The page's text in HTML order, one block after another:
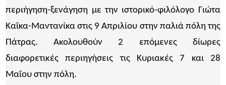
περιήγηση-ξενάγηση με την ιστορικό-φιλόλογο Γιώτα
Καΐκα-Μαντανίκα στις 9 Απριλίου στην παλιά πόλη της
Πάτρας. Ακολουθούν 2 επόμενες δίωρες
διαφορετικές περιηγήσεις τις Κυριακές 7 και 28
Μαΐου στην πόλη.